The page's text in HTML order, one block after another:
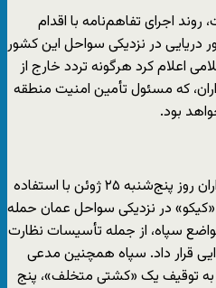
روند اجرای تفاهم‌نامه با اقدام
دریایی در نزدیکی سواحل این کشور
اعلام کرد هرگونه تردد خارج از
که مسئول تأمین امنیت منطقه
بود.
در ادامه این تنش‌ها، سپاه پاسداران روز پنج‌شنبه ۲۵ ژوئن با استفاده
در نزدیکی سواحل عمان حمله
سپاه، از جمله تأسیسات نظارت
قرار داد. سپاه همچنین مدعی
به توقیف یک «کشتی متخلف»، پنج